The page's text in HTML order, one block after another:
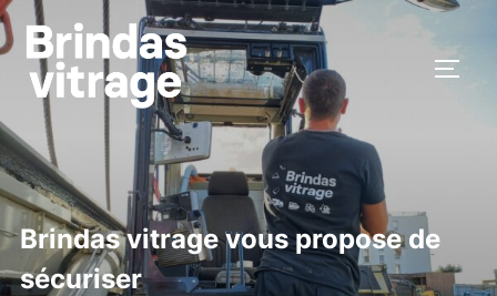
Brindas vitrage vous propose de
sécuriser